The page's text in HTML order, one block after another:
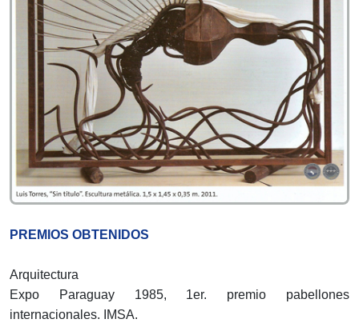
PREMIOS OBTENIDOS
Arquitectura
Expo Paraguay 1985, 1er. premio pabellones
internacionales. IMSA.